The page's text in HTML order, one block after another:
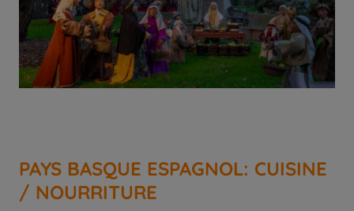
PAYS BASQUE ESPAGNOL: CUISINE
/ NOURRITURE